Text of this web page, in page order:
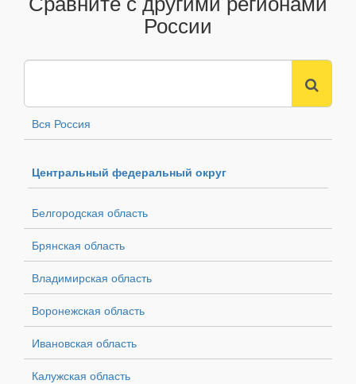
России
Вся Россия
Центральный федеральный округ
Белгородская область
Брянская область
Владимирская область
Воронежская область
Ивановская область
Калужская область